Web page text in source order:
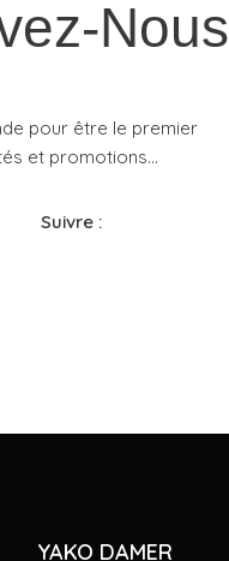
Nous
pour être le premier
et promotions...​
Suivre :
YAKO DAMER